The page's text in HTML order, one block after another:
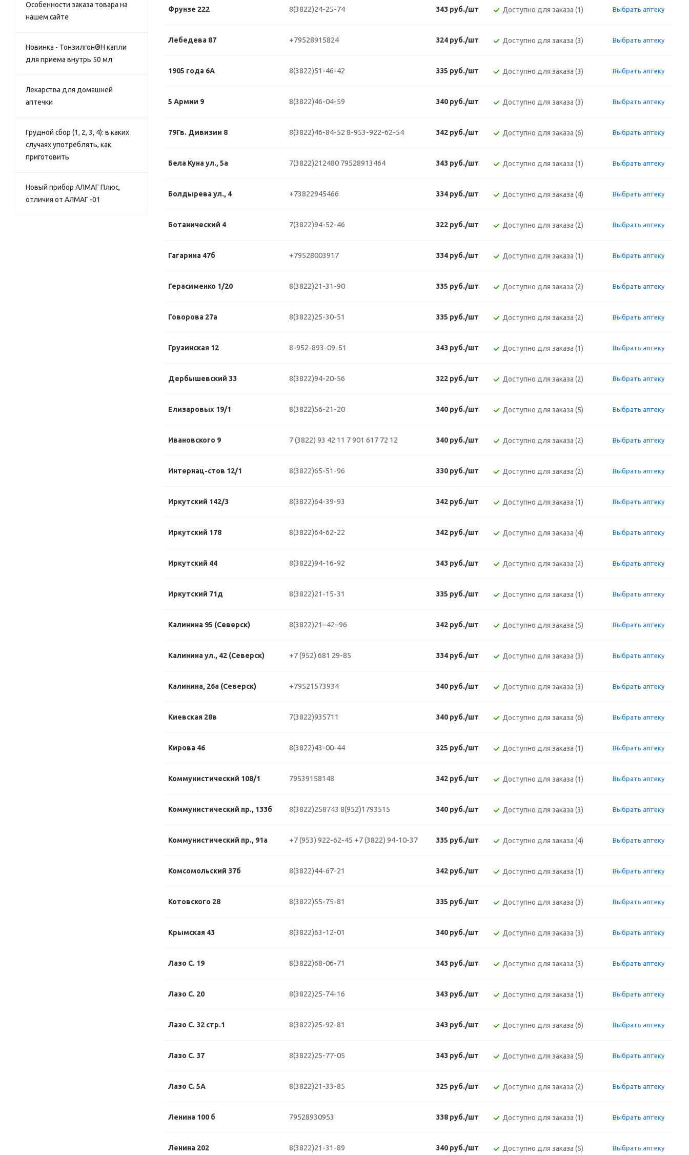
Фрунзе 222 8(3822)24-25-74 343 руб./шт Доступно для заказа (1) Выбрать аптеку
Лебедева 87 +79528915824 324 руб./шт Доступно для заказа (3) Выбрать аптеку
1905 года 6А 8(3822)51-46-42 335 руб./шт Доступно для заказа (3) Выбрать аптеку
5 Армии 9 8(3822)46-04-59 340 руб./шт Доступно для заказа (3) Выбрать аптеку
79Гв. Дивизии 8 8(3822)46-84-52 8-953-922-62-54 342 руб./шт Доступно для заказа (6) Выбрать аптеку
Бела Куна ул., 5а 7(3822)212480 79528913464 343 руб./шт Доступно для заказа (1) Выбрать аптеку
Болдырева ул., 4 +73822945466 334 руб./шт Доступно для заказа (4) Выбрать аптеку
Ботанический 4 7(3822)94-52-46 322 руб./шт Доступно для заказа (2) Выбрать аптеку
Гагарина 47б +79528003917 334 руб./шт Доступно для заказа (1) Выбрать аптеку
Герасименко 1/20 8(3822)21-31-90 335 руб./шт Доступно для заказа (2) Выбрать аптеку
Говорова 27а 8(3822)25-30-51 335 руб./шт Доступно для заказа (2) Выбрать аптеку
Грузинская 12 8-952-893-09-51 343 руб./шт Доступно для заказа (1) Выбрать аптеку
Дербышевский 33 8(3822)94-20-56 322 руб./шт Доступно для заказа (2) Выбрать аптеку
Елизаровых 19/1 8(3822)56-21-20 340 руб./шт Доступно для заказа (5) Выбрать аптеку
Ивановского 9 7 (3822) 93 42 11 7 901 617 72 12 340 руб./шт Доступно для заказа (2) Выбрать аптеку
Интернац-стов 12/1 8(3822)65-51-96 330 руб./шт Доступно для заказа (2) Выбрать аптеку
Иркутский 142/3 8(3822)64-39-93 342 руб./шт Доступно для заказа (1) Выбрать аптеку
Иркутский 178 8(3822)64-62-22 342 руб./шт Доступно для заказа (4) Выбрать аптеку
Иркутский 44 8(3822)94-16-92 343 руб./шт Доступно для заказа (2) Выбрать аптеку
Иркутский 71д 8(3822)21-15-31 335 руб./шт Доступно для заказа (1) Выбрать аптеку
Калинина 95 (Северск) 8(3822)21–42–96 342 руб./шт Доступно для заказа (5) Выбрать аптеку
Калинина ул., 42 (Северск) +7 (952) 681 29-85 334 руб./шт Доступно для заказа (3) Выбрать аптеку
Калинина, 26а (Северск) +79521573934 340 руб./шт Доступно для заказа (3) Выбрать аптеку
Киевская 28в 7(3822)935711 340 руб./шт Доступно для заказа (6) Выбрать аптеку
Кирова 46 8(3822)43-00-44 325 руб./шт Доступно для заказа (1) Выбрать аптеку
Коммунистический 108/1 79539158148 342 руб./шт Доступно для заказа (1) Выбрать аптеку
Коммунистический пр., 133б 8(3822)258743 8(952)1793515 340 руб./шт Доступно для заказа (3) Выбрать аптеку
Коммунистический пр., 91а +7 (953) 922-62-45 +7 (3822) 94-10-37 335 руб./шт Доступно для заказа (4) Выбрать аптеку
Комсомольский 37б 8(3822)44-67-21 342 руб./шт Доступно для заказа (1) Выбрать аптеку
Котовского 28 8(3822)55-75-81 335 руб./шт Доступно для заказа (3) Выбрать аптеку
Крымская 43 8(3822)63-12-01 340 руб./шт Доступно для заказа (3) Выбрать аптеку
Лазо С. 19 8(3822)68-06-71 343 руб./шт Доступно для заказа (3) Выбрать аптеку
Лазо С. 20 8(3822)25-74-16 343 руб./шт Доступно для заказа (1) Выбрать аптеку
Лазо С. 32 стр.1 8(3822)25-92-81 343 руб./шт Доступно для заказа (6) Выбрать аптеку
Лазо С. 37 8(3822)25-77-05 343 руб./шт Доступно для заказа (5) Выбрать аптеку
Лазо С. 5А 8(3822)21-33-85 325 руб./шт Доступно для заказа (2) Выбрать аптеку
Ленина 100 б 79528930953 338 руб./шт Доступно для заказа (1) Выбрать аптеку
Ленина 202 8(3822)21-31-89 340 руб./шт Доступно для заказа (5) Выбрать аптеку
Особенности заказа товара на
нашем сайте
Новинка - Тонзилгон®Н капли
для приема внутрь 50 мл
Лекарства для домашней
аптечки
Грудной сбор (1, 2, 3, 4): в каких
случаях употреблять, как
приготовить
Новый прибор АЛМАГ Плюс,
отличия от АЛМАГ -01